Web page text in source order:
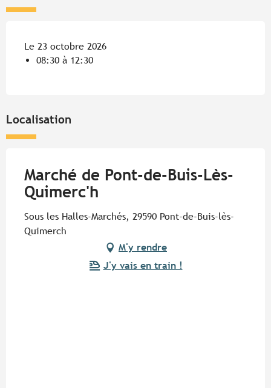
Le 23 octobre 2026
08:30 à 12:30
Localisation
Marché de Pont-de-Buis-Lès-
Quimerc'h
Sous les Halles-Marchés, 29590 Pont-de-Buis-lès-
Quimerch
M'y rendre
J'y vais en train !